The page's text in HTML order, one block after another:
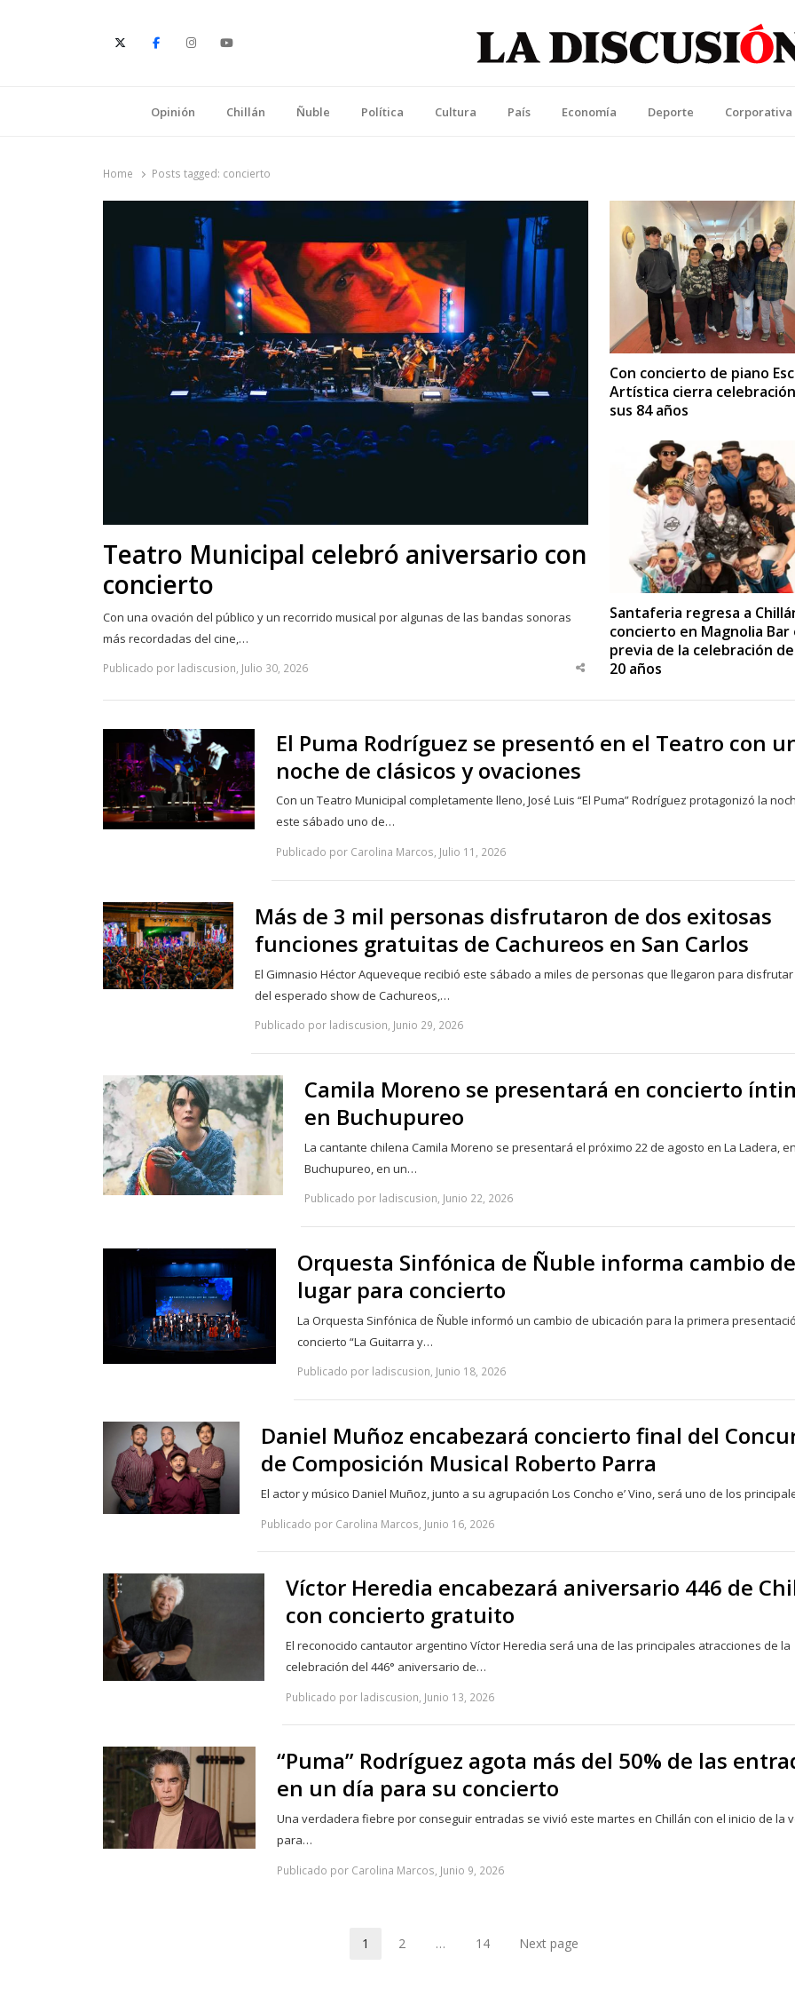
Opinión Chillán Ñuble Política Cultura País Economía Deporte Corporativa
Home Posts tagged: concierto
Teatro Municipal celebró aniversario con
concierto
Con una ovación del público y un recorrido musical por algunas de las bandas sonoras
más recordadas del cine,…
Publicado por ladiscusion, Julio 30, 2026
Share
Con concierto de piano
Artística cierra
sus 84 años
Santaferia regresa a
concierto en Magnolia Bar
previa de la celebración
20 años
El Puma Rodríguez se presentó en el Teatro con
noche de clásicos y ovaciones
Con un Teatro Municipal completamente lleno, José Luis “El Puma” Rodríguez protagonizó la
este sábado uno de…
Publicado por Carolina Marcos, Julio 11, 2026
Más de 3 mil personas disfrutaron de dos exitosas
funciones gratuitas de Cachureos en San Carlos
El Gimnasio Héctor Aqueveque recibió este sábado a miles de personas que llegaron para disfrutar
del esperado show de Cachureos,…
Publicado por ladiscusion, Junio 29, 2026
Camila Moreno se presentará en concierto
en Buchupureo
La cantante chilena Camila Moreno se presentará el próximo 22 de agosto en La Ladera, en
Buchupureo, en un…
Publicado por ladiscusion, Junio 22, 2026
Orquesta Sinfónica de Ñuble informa cambio de
lugar para concierto
La Orquesta Sinfónica de Ñuble informó un cambio de ubicación para la primera
concierto “La Guitarra y…
Publicado por ladiscusion, Junio 18, 2026
Daniel Muñoz encabezará concierto final del
de Composición Musical Roberto Parra
El actor y músico Daniel Muñoz, junto a su agrupación Los Concho e’ Vino, será uno de los
Publicado por Carolina Marcos, Junio 16, 2026
Víctor Heredia encabezará aniversario 446 de
con concierto gratuito
El reconocido cantautor argentino Víctor Heredia será una de las principales atracciones de la
celebración del 446° aniversario de…
Publicado por ladiscusion, Junio 13, 2026
“Puma” Rodríguez agota más del 50% de las
en un día para su concierto
Una verdadera fiebre por conseguir entradas se vivió este martes en Chillán con el inicio de la
para…
Publicado por Carolina Marcos, Junio 9, 2026
Page
1 Page
2 … 14 Next page